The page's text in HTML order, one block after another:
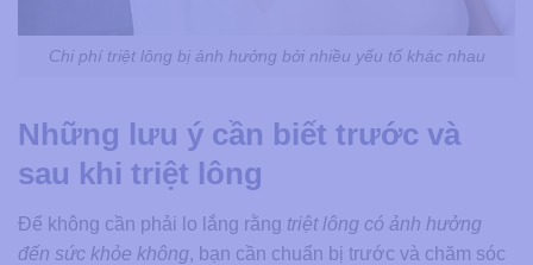
Chi phí triệt lông bị ảnh hưởng bởi nhiều yếu tố khác nhau
Những lưu ý cần biết trước và
sau khi triệt lông
Để không cần phải lo lắng rằng triệt lông có ảnh hưởng
đến sức khỏe không​, bạn cần chuẩn bị trước và chăm sóc